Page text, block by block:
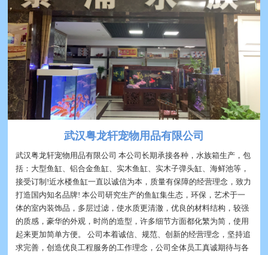
武汉粤龙轩宠物用品有限公司
武汉粤龙轩宠物用品有限公司 本公司长期承接各种，水族箱生产，包
括：大型鱼缸、铝合金鱼缸、实木鱼缸、实木子弹头缸、海鲜池等，
接受订制!近水楼鱼缸一直以诚信为本，质量有保障的经营理念，致力
打造国内知名品牌! 本公司研究生产的鱼缸集生态，环保，艺术于一
体的室内装饰品，多层过滤，使水质更清澈，优良的材料结构，较强
的质感，豪华的外观，时尚的造型，许多细节方面都化繁为简，使用
起来更加简单方便。 公司本着诚信、规范、创新的经营理念，坚持追
求完善，创造优良工程服务的工作理念，公司全体员工真诚期待与各